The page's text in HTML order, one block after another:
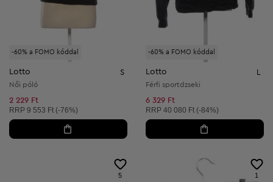
-60% a FOMO kóddal
Lotto S
Női póló
2 229 Ft
Ajánlott ár:
RRP 9 553 Ft (-76%)
-60% a FOMO kóddal
Lotto
Férfi sportdzseki
6 329 Ft
Ajánlott ár:
RRP 40 080 Ft (-84%)
5 1